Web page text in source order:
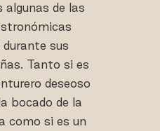
algunas de las
sus
Tanto si es
deseoso
bocado de la
como si es un